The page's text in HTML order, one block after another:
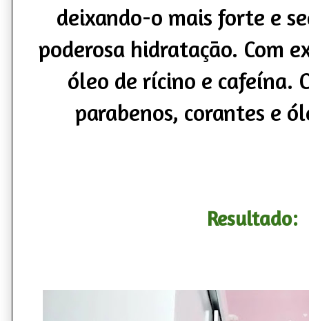
deixando-o mais forte e
poderosa hidratação. Com
óleo de rícino e cafeína.
parabenos, corantes e
Resultado: